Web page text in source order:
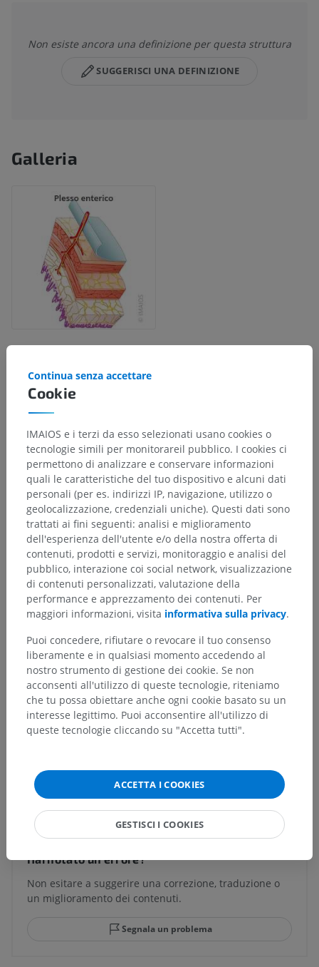
Non esiste ancora una definizione per questa struttura
SUGGERISCI UNA DEFINIZIONE
Galleria
Anatomia umana 2
Anatomia umana 1
Neuroanatomia umana
Sistema nervoso periferico>
Sistema nervoso autonomo> Plesso enterico
Strutture sottostanti:
Plesso enterico gangliare
Plesso enterico agangliare
Plesso perivascolare enterico
Ganglio enterico
Glia enterica
Anatomia comparata negli animali
Traduzioni
Hai notato un errore?
Non esitare a suggerire una correzione, traduzione o
un miglioramento dei contenuti.
Segnala un problema
Cookie
Continua senza accettare
IMAIOS e i terzi da esso selezionati usano cookies o
tecnologie simili per monitorareil pubblico. I cookies ci
permettono di analizzare e conservare informazioni
quali le caratteristiche del tuo dispositivo e alcuni dati
personali (per es. indirizzi IP, navigazione, utilizzo o
geolocalizzazione, credenziali uniche). Questi dati sono
trattati ai fini seguenti: analisi e miglioramento
dell'esperienza dell'utente e/o della nostra offerta di
contenuti, prodotti e servizi, monitoraggio e analisi del
pubblico, interazione coi social network, visualizzazione
di contenuti personalizzati, valutazione della
performance e apprezzamento dei contenuti. Per
maggiori informazioni, visita informativa sulla privacy.
Puoi concedere, rifiutare o revocare il tuo consenso
liberamente e in qualsiasi momento accedendo al
nostro strumento di gestione dei cookie. Se non
acconsenti all'utilizzo di queste tecnologie, riteniamo
che tu possa obiettare anche ogni cookie basato su un
interesse legittimo. Puoi acconsentire all'utilizzo di
queste tecnologie cliccando su "Accetta tutti".
ACCETTA I COOKIES
GESTISCI I COOKIES